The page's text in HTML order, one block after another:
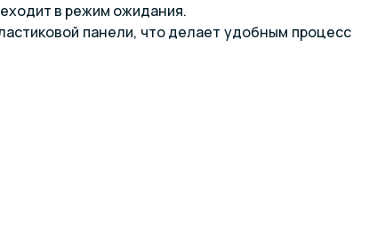
в режим ожидания.
панели, что делает удобным процесс